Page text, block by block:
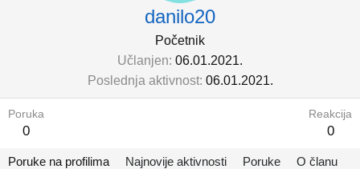
danilo20
Početnik
Učlanjen 06.01.2021.
Poslednja aktivnost 06.01.2021.
Poruka
0
Reakcija
0
Poruke na profilima Najnovije aktivnosti Poruke O članu